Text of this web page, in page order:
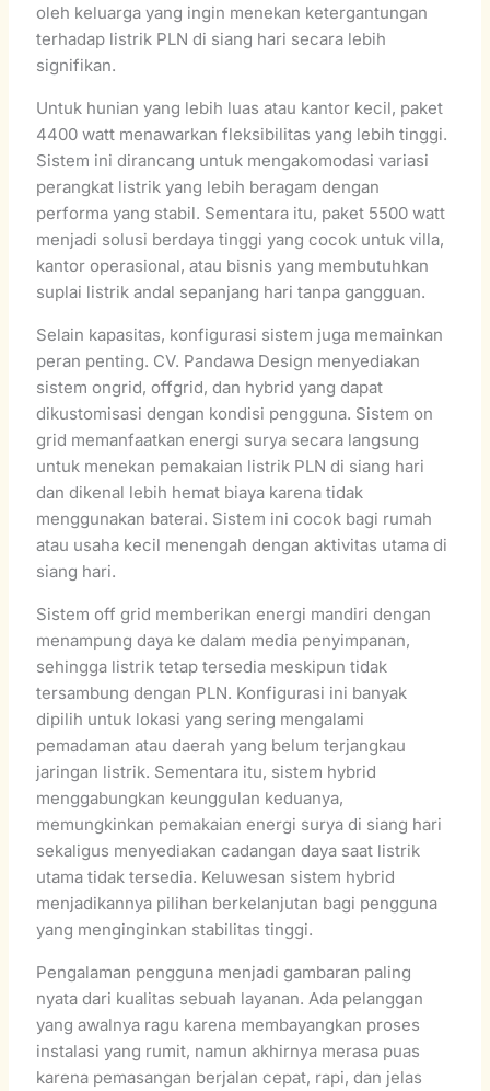
oleh keluarga yang ingin menekan ketergantungan
terhadap listrik PLN di siang hari secara lebih
signifikan.
Untuk hunian yang lebih luas atau kantor kecil, paket
4400 watt menawarkan fleksibilitas yang lebih tinggi.
Sistem ini dirancang untuk mengakomodasi variasi
perangkat listrik yang lebih beragam dengan
performa yang stabil. Sementara itu, paket 5500 watt
menjadi solusi berdaya tinggi yang cocok untuk villa,
kantor operasional, atau bisnis yang membutuhkan
suplai listrik andal sepanjang hari tanpa gangguan.
Selain kapasitas, konfigurasi sistem juga memainkan
peran penting. CV. Pandawa Design menyediakan
sistem ongrid, offgrid, dan hybrid yang dapat
dikustomisasi dengan kondisi pengguna. Sistem on
grid memanfaatkan energi surya secara langsung
untuk menekan pemakaian listrik PLN di siang hari
dan dikenal lebih hemat biaya karena tidak
menggunakan baterai. Sistem ini cocok bagi rumah
atau usaha kecil menengah dengan aktivitas utama di
siang hari.
Sistem off grid memberikan energi mandiri dengan
menampung daya ke dalam media penyimpanan,
sehingga listrik tetap tersedia meskipun tidak
tersambung dengan PLN. Konfigurasi ini banyak
dipilih untuk lokasi yang sering mengalami
pemadaman atau daerah yang belum terjangkau
jaringan listrik. Sementara itu, sistem hybrid
menggabungkan keunggulan keduanya,
memungkinkan pemakaian energi surya di siang hari
sekaligus menyediakan cadangan daya saat listrik
utama tidak tersedia. Keluwesan sistem hybrid
menjadikannya pilihan berkelanjutan bagi pengguna
yang menginginkan stabilitas tinggi.
Pengalaman pengguna menjadi gambaran paling
nyata dari kualitas sebuah layanan. Ada pelanggan
yang awalnya ragu karena membayangkan proses
instalasi yang rumit, namun akhirnya merasa puas
karena pemasangan berjalan cepat, rapi, dan jelas